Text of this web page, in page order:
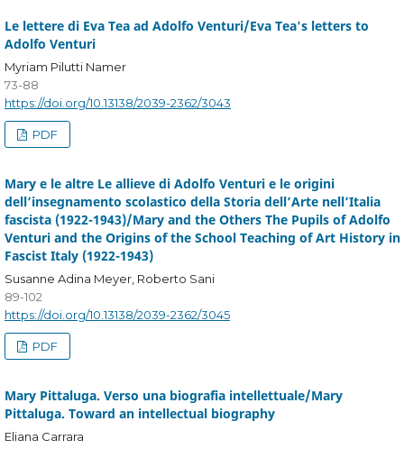
Le lettere di Eva Tea ad Adolfo Venturi/Eva Tea's letters to
Adolfo Venturi
Myriam Pilutti Namer
73-88
https://doi.org/10.13138/2039-2362/3043
PDF
Mary e le altre Le allieve di Adolfo Venturi e le origini
dell’insegnamento scolastico della Storia dell’Arte nell’Italia
fascista (1922-1943)/Mary and the Others The Pupils of Adolfo
Venturi and the Origins of the School Teaching of Art History in
Fascist Italy (1922-1943)
Susanne Adina Meyer, Roberto Sani
89-102
https://doi.org/10.13138/2039-2362/3045
PDF
Mary Pittaluga. Verso una biografia intellettuale/Mary
Pittaluga. Toward an intellectual biography
Eliana Carrara